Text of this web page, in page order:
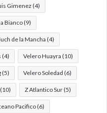
Gimenez(4)
Bianco(9)
de la Mancha (4)
(4) Velero Huayra (10)
(5) Velero Soledad (6)
(10) Z Atlantico Sur(5)
Pacifico(6)